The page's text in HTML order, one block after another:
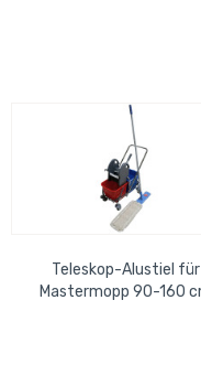
Teleskop-Alustiel für
Mastermopp 90-160